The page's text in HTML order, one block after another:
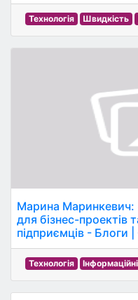
Технологія Швидкість
Марина Маринкевич:
для бізнес-проектів
підприємців - Блоги |
Технологія